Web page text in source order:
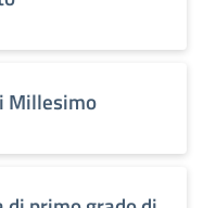
Millesimo